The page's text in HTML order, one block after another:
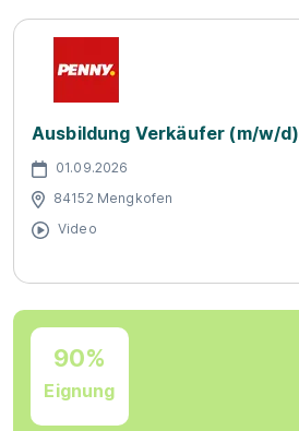
Ausbildung Verkäufer (m/w/d)
01.09.2026
84152 Mengkofen
Video
90%
Eignung